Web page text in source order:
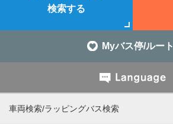
検索する
Myバス停/ルート
車両検索/ラッピングバス検索